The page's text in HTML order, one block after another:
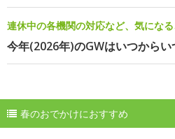
連休中の各機関の対応など、気にな
今年(2026年)のGWはいつからい
春のおでかけにおすすめ